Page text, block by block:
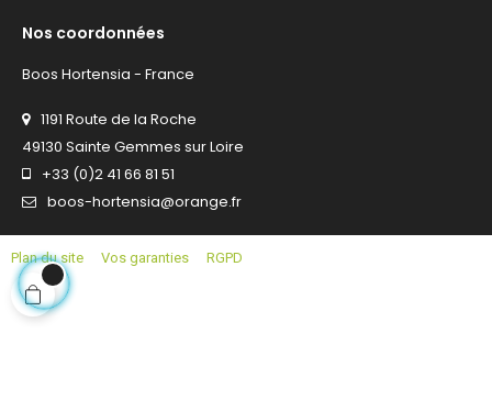
Nos coordonnées
Boos Hortensia - France
1191 Route de la Roche
49130 Sainte Gemmes sur Loire
+33 (0)2 41 66 81 51
boos-hortensia@orange.fr
Plan du site Vos garanties RGPD